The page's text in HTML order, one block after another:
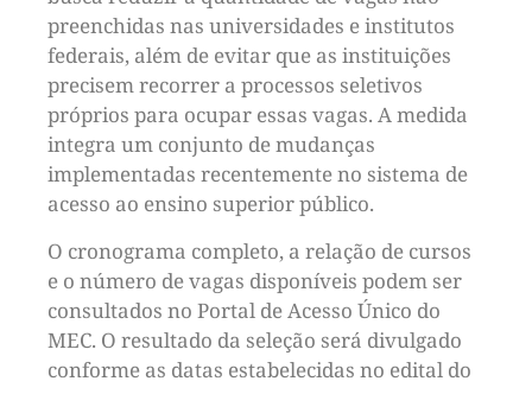
preenchidas nas universidades e institutos
federais, além de evitar que as instituições
precisem recorrer a processos seletivos
próprios para ocupar essas vagas. A medida
integra um conjunto de mudanças
implementadas recentemente no sistema de
acesso ao ensino superior público.
O cronograma completo, a relação de cursos
e o número de vagas disponíveis podem ser
consultados no Portal de Acesso Único do
MEC. O resultado da seleção será divulgado
conforme as datas estabelecidas no edital do